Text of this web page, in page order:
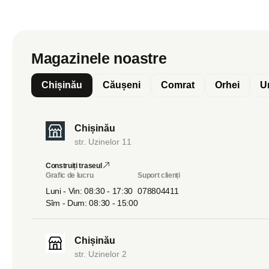
Magazinele noastre
Chișinău Căușeni Comrat Orhei
Chișinău
str. Uzinelor 11
Construiți traseul
Grafic de lucru
Luni - Vin: 08:30 - 17:30
Sîm - Dum: 08:30 - 15:00
Suport clienți
078804411
Chișinău
str. Uzinelor 2